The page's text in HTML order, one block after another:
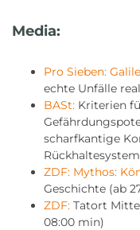
Media:
Pro Sieben:
echte Unfälle
BASt: Kriterien
scharfkantige
ZDF: Mythos:
Geschichte (ab
ZDF: Tatort
08:00 min)